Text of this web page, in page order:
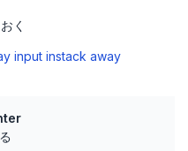
く
input instack away